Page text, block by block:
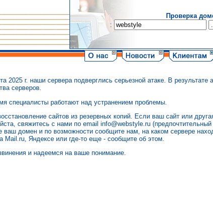
Проверка
:
2025 г. наши сервера подверглись серьезной атаке. В результате
серверов.
специалисты работают над устранением проблемы.
сайтов из резервных копий. Если ваш сайт или
свяжитесь с нами по email info@webstyle.ru
ваш домен и по возможности сообщите нам, на каком сервере
Mail.ru, Яндексе или где-то еще - сообщите об этом.
и надеемся на ваше понимание.